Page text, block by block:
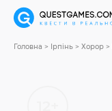
Головна Ірпінь Хорор